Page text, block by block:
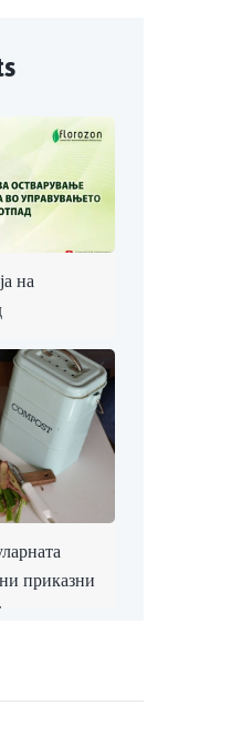
на
приказни